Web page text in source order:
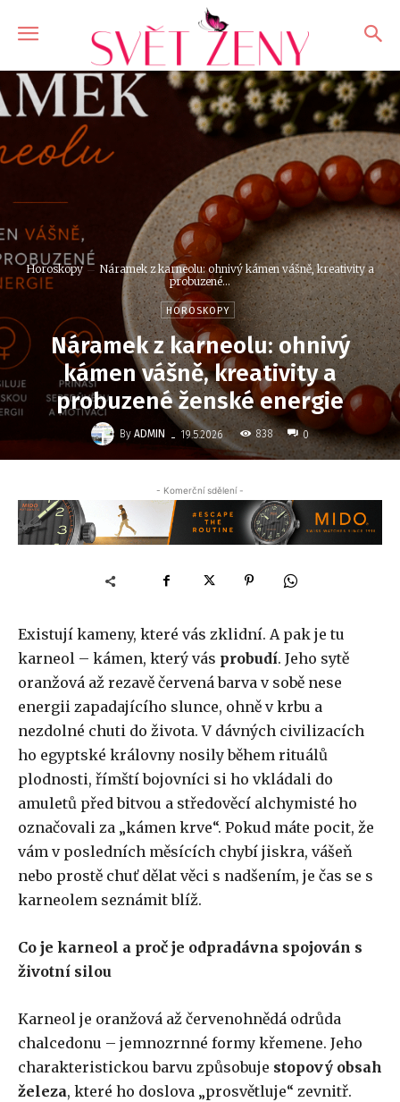
Horoskopy
Náramek z karneolu: ohnivý kámen vášně, kreativity a
probuzené...
HOROSKOPY
Náramek z karneolu: ohnivý
kámen vášně, kreativity a
probuzené ženské energie
By ADMIN - 19.5.2026 838 0
- Komerční sdělení -
Existují kameny, které vás zklidní. A pak je tu
karneol – kámen, který vás probudí. Jeho sytě
oranžová až rezavě červená barva v sobě nese
energii zapadajícího slunce, ohně v krbu a
nezdolné chuti do života. V dávných civilizacích
ho egyptské královny nosily během rituálů
plodnosti, římští bojovníci si ho vkládali do
amuletů před bitvou a středověcí alchymisté ho
označovali za „kámen krve“. Pokud máte pocit, že
vám v posledních měsících chybí jiskra, vášeň
nebo prostě chuť dělat věci s nadšením, je čas se s
karneolem seznámit blíž.
Co je karneol a proč je odpradávna spojován s
životní silou
Karneol je oranžová až červenohnědá odrůda
chalcedonu – jemnozrnné formy křemene. Jeho
charakteristickou barvu způsobuje stopový obsah
železa, které ho doslova „prosvětluje“ zevnitř.